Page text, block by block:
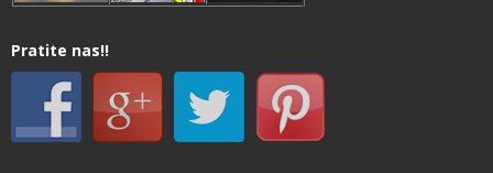
Pratite nas!!